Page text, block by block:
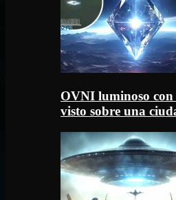
OVNI luminoso con
visto sobre una